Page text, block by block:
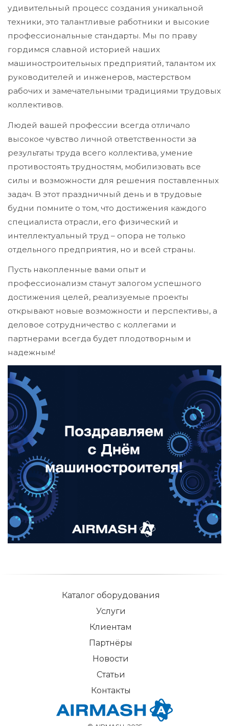
удивительный процесс создания уникальной
техники, это талантливые работники и высокие
профессиональные стандарты. Мы по праву
гордимся славной историей наших
машиностроительных предприятий, талантом их
руководителей и инженеров, мастерством
рабочих и замечательными традициями трудовых
коллективов.
Людей вашей профессии всегда отличало
высокое чувство личной ответственности за
результаты труда всего коллектива, умение
противостоять трудностям, мобилизовать все
силы и возможности для решения поставленных
задач. В этот праздничный день и в трудовые
будни помните о том, что достижения каждого
специалиста отрасли, его физический и
интеллектуальный труд – опора не только
отдельного предприятия, но и всей страны.
Пусть накопленные вами опыт и
профессионализм станут залогом успешного
достижения целей, реализуемые проекты
открывают новые возможности и перспективы, а
деловое сотрудничество с коллегами и
партнерами всегда будет плодотворным и
надежным!
Каталог оборудования
Услуги
Клиентам
Партнёры
Новости
Статьи
Контакты